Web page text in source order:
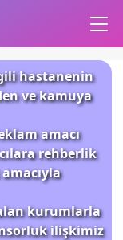
hastanenin
ve kamuya
amacı
rehberlik
kurumlarla
ilişkimiz